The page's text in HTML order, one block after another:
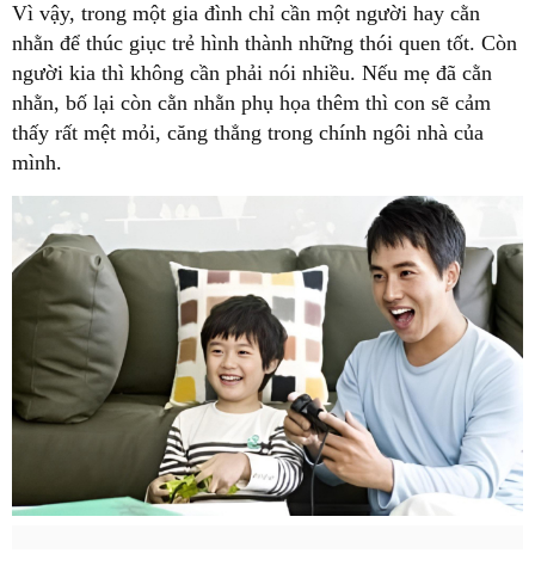
Vì vậy, trong một gia đình chỉ cần một người hay cằn
nhằn để thúc giục trẻ hình thành những thói quen tốt. Còn
người kia thì không cần phải nói nhiều. Nếu mẹ đã cằn
nhằn, bố lại còn cằn nhằn phụ họa thêm thì con sẽ cảm
thấy rất mệt mỏi, căng thẳng trong chính ngôi nhà của
mình.